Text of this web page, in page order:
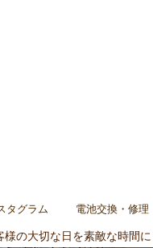
タグラム 電池交換・修理
の大切な日を素敵な時間に